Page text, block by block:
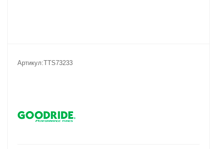
Артикул:TTS73233